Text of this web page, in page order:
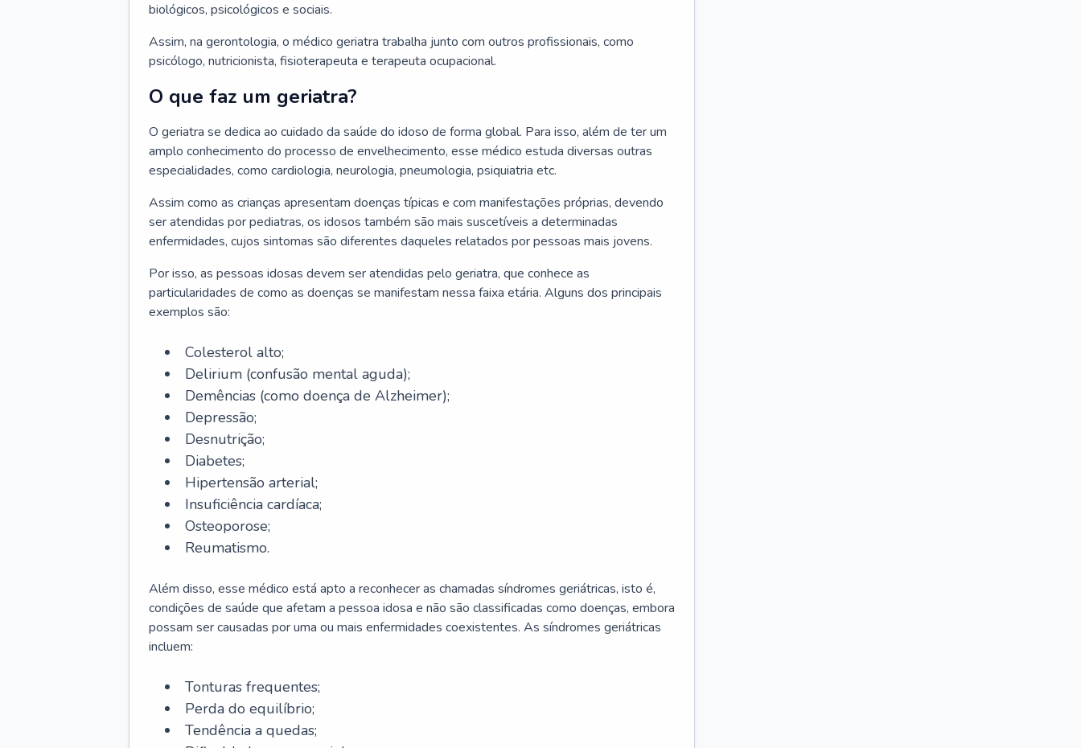
biológicos, psicológicos e sociais.
Assim, na gerontologia, o médico geriatra trabalha junto com outros profissionais, como
psicólogo, nutricionista, fisioterapeuta e terapeuta ocupacional.
O que faz um geriatra?
O geriatra se dedica ao cuidado da saúde do idoso de forma global. Para isso, além de ter um
amplo conhecimento do processo de envelhecimento, esse médico estuda diversas outras
especialidades, como cardiologia, neurologia, pneumologia, psiquiatria etc.
Assim como as crianças apresentam doenças típicas e com manifestações próprias, devendo
ser atendidas por pediatras, os idosos também são mais suscetíveis a determinadas
enfermidades, cujos sintomas são diferentes daqueles relatados por pessoas mais jovens.
Por isso, as pessoas idosas devem ser atendidas pelo geriatra, que conhece as
particularidades de como as doenças se manifestam nessa faixa etária. Alguns dos principais
exemplos são:
Colesterol alto;
Delirium (confusão mental aguda);
Demências (como doença de Alzheimer);
Depressão;
Desnutrição;
Diabetes;
Hipertensão arterial;
Insuficiência cardíaca;
Osteoporose;
Reumatismo.
Além disso, esse médico está apto a reconhecer as chamadas síndromes geriátricas, isto é,
condições de saúde que afetam a pessoa idosa e não são classificadas como doenças, embora
possam ser causadas por uma ou mais enfermidades coexistentes. As síndromes geriátricas
incluem:
Tonturas frequentes;
Perda do equilíbrio;
Tendência a quedas;